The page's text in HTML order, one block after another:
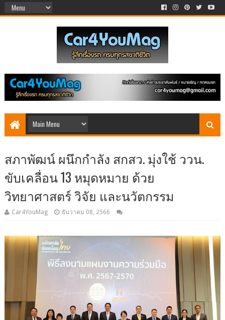
สภาพัฒน์ ผนึกกำลัง สกสว. มุ่งใช้ ววน.
ขับเคลื่อน 13 หมุดหมาย ด้วย
วิทยาศาสตร์ วิจัย และนวัตกรรม
Car4YouMag ธันวาคม 08, 2566